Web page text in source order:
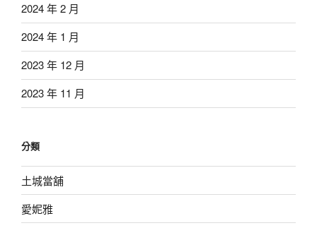
2024 年 2 月
2024 年 1 月
2023 年 12 月
2023 年 11 月
分類
土城當舖
愛妮雅